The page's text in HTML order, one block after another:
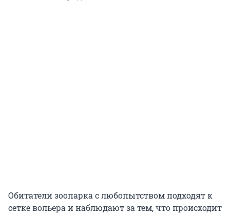
Обитатели зоопарка с любопытством подходят к
сетке вольера и наблюдают за тем, что происходит